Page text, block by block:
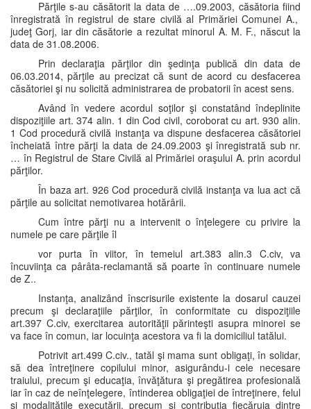
Părţile s-au căsătorit la data de ….09.2003, căsătoria fiind
înregistrată în registrul de stare civilă al Primăriei Comunei A.,
judeţ Gorj, iar din căsătorie a rezultat minorul A. M. F., născut la
data de 31.08.2006.
Prin declaraţia părţilor din şedinţa publică din data de
06.03.2014, părţile au precizat că sunt de acord cu desfacerea
căsătoriei şi nu solicită administrarea de probatorii în acest sens.
Având în vedere acordul soţilor şi constatând îndeplinite
dispoziţiile art. 374 alin. 1 din Cod civil, coroborat cu art. 930 alin.
1 Cod procedură civilă instanţa va dispune desfacerea căsătoriei
încheiată între părţi la data de 24.09.2003 şi înregistrată sub nr.
… în Registrul de Stare Civilă al Primăriei oraşului A. prin acordul
părţilor.
În baza art. 926 Cod procedură civilă instanţa va lua act că
părţile au solicitat nemotivarea hotărârii.
Cum între părţi nu a intervenit o înţelegere cu privire la
numele pe care părţile îl
vor purta în viitor, în temeiul art.383 alin.3 C.civ, va
încuviinţa ca pârâta-reclamantă să poarte în continuare numele
de Z..
Instanţa, analizând înscrisurile existente la dosarul cauzei
precum şi declaraţiile părţilor, în conformitate cu dispoziţiile
art.397 C.civ, exercitarea autorităţii părinteşti asupra minorei se
va face în comun, iar locuinţa acestora va fi la domiciliul tatălui.
Potrivit art.499 C.civ., tatăl şi mama sunt obligaţi, în solidar,
să dea întreţinere copilului minor, asigurându-i cele necesare
traiului, precum şi educaţia, învăţătura şi pregătirea profesională
iar în caz de neînţelegere, întinderea obligaţiei de întreţinere, felul
şi modalităţile executării, precum şi contribuţia fiecăruia dintre